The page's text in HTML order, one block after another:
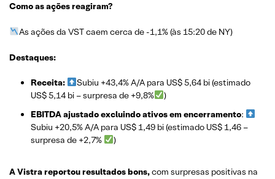
Como as ações reagiram?
As ações da VST caem cerca de -1,1% (às 15:20 de NY)
Destaques:
Receita:
Subiu +43,4% A/A para US$ 5,64 bi (estimado
US$ 5,14 bi – surpresa de +9,8%
)
EBITDA ajustado excluindo ativos em encerramento:
Subiu +20,5% A/A para US$ 1,49 bi (estimado US$ 1,46 –
surpresa de +2,7%
)
AVistra reportou resultados bons,com surpresas positivas na